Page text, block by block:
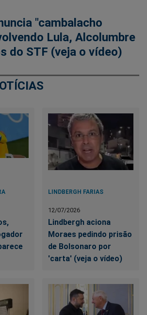
"cambalacho
Lula, Alcolumbre
do STF (veja o vídeo)
LINDBERGH FARIAS
12/07/2026
Lindbergh aciona
Moraes pedindo prisão
de Bolsonaro por
'carta' (veja o vídeo)